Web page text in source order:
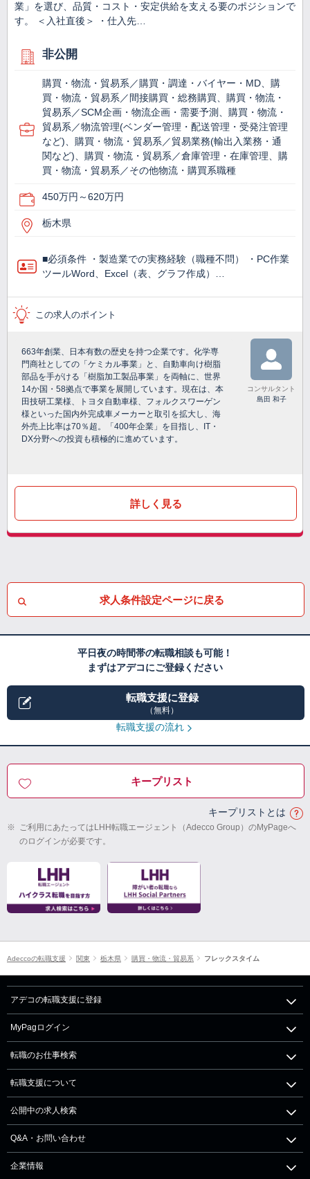
業」を選び、品質・コスト・安定供給を支える要のポジションで
す。 ＜入社直後＞ ・仕入先…
非公開
購買・物流・貿易系／購買・調達・バイヤー・MD、購
買・物流・貿易系／間接購買・総務購買、購買・物流・
貿易系／SCM企画・物流企画・需要予測、購買・物流・
貿易系／物流管理(ベンダー管理・配送管理・受発注管理
など)、購買・物流・貿易系／貿易業務(輸出入業務・通
関など)、購買・物流・貿易系／倉庫管理・在庫管理、購
買・物流・貿易系／その他物流・購買系職種
450万円～620万円
栃木県
■必須条件 ・製造業での実務経験（職種不問） ・PC作業
ツールWord、Excel（表、グラフ作成）…
この求人のポイント
663年創業、日本有数の歴史を持つ企業です。化学専
門商社としての「ケミカル事業」と、自動車向け樹脂
部品を手がける「樹脂加工製品事業」を両軸に、世界
14か国・58拠点で事業を展開しています。現在は、本
田技研工業様、トヨタ自動車様、フォルクスワーゲン
様といった国内外完成車メーカーと取引を拡大し、海
外売上比率は70％超。「400年企業」を目指し、IT・
DX分野への投資も積極的に進めています。
コンサルタント
島田 和子
詳しく見る
求人条件設定ページに戻る
平日夜の時間帯の転職相談も可能！
まずはアデコにご登録ください
転職支援に登録
（無料）
転職支援の流れ
キープリスト
キープリストとは
※ ご利用にあたってはLHH転職エージェント（Adecco Group）のMyPageへ
のログインが必要です。
Adeccoの転職支援 関東 栃木県 購買・物流・貿易系 フレックスタイム
アデコの転職支援に登録
MyPagログイン
転職のお仕事検索
転職支援について
公開中の求人検索
Q&A・お問い合わせ
企業情報